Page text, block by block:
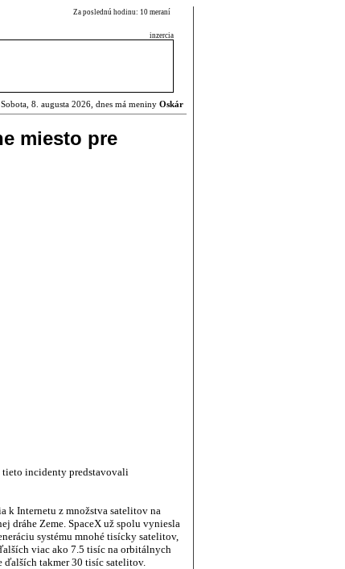
Za poslednú hodinu: 10 meraní
inzercia
Sobota, 8. augusta 2026, dnes má meniny Oskár
miesto pre
tieto incidenty predstavovali
k Internetu z množstva satelitov na
dráhe Zeme. SpaceX už spolu vyniesla
systému mnohé tisícky satelitov,
viac ako 7.5 tisíc na orbitálnych
ďalších takmer 30 tisíc satelitov.